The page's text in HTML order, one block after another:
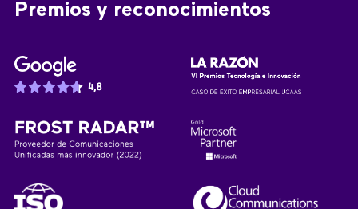
Premios y reconocimientos